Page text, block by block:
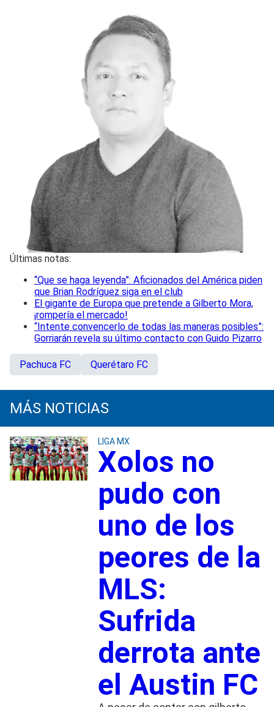
Últimas notas:
“Que se haga leyenda”: Aficionados del América piden
que Brian Rodríguez siga en el club
El gigante de Europa que pretende a Gilberto Mora,
¡rompería el mercado!
“Intente convencerlo de todas las maneras posibles”:
Gorriarán revela su último contacto con Guido Pizarro
Pachuca FC Querétaro FC
MÁS NOTICIAS
LIGA MX
Xolos no
pudo con
uno de los
peores de la
MLS:
Sufrida
derrota ante
el Austin FC